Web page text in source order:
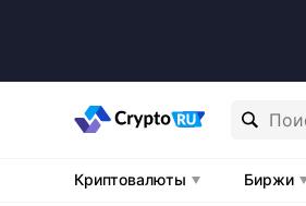
Криптовалюты Биржи